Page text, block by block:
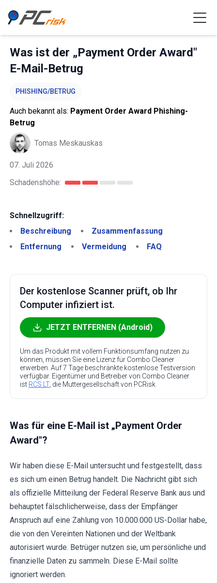
Was ist der „Payment Order Award"
E-Mail-Betrug
PHISHING/BETRUG
Auch bekannt als: Payment Order Award Phishing-
Betrug
Tomas Meskauskas
07. Juli 2026
Schadenshöhe:
Schnellzugriff:
Beschreibung
Zusammenfassung
Entfernung
Vermeidung FAQ
Der kostenlose Scanner prüft, ob Ihr
Computer infiziert ist.
JETZT ENTFERNEN (Android)
Um das Produkt mit vollem Funktionsumfang nutzen zu
können, müssen Sie eine Lizenz für Combo Cleaner
erwerben. Auf 7 Tage beschränkte kostenlose Testversion
verfügbar. Eigentümer und Betreiber von Combo Cleaner
ist RCS LT, die Muttergesellschaft von PCRisk.
Was für eine E-Mail ist „Payment Order
Award"?
Wir haben diese E-Mail untersucht und festgestellt, dass
es sich um einen Betrug handelt. Die Nachricht gibt sich
als offizielle Mitteilung der Federal Reserve Bank aus und
behauptet fälschlicherweise, dass der Empfänger
Anspruch auf eine Zahlung von 10.000.000 US-Dollar habe,
die von den Vereinten Nationen und der Weltbank
autorisiert wurde. Betrüger nutzen sie, um persönliche und
finanzielle Daten zu sammeln. Diese E-Mail sollte
ignoriert werden.